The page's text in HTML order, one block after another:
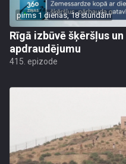
pirms 1 dienas, 18 stundām
Rīgā izbūvē šķēršļus
apdraudējumu
415. epizode